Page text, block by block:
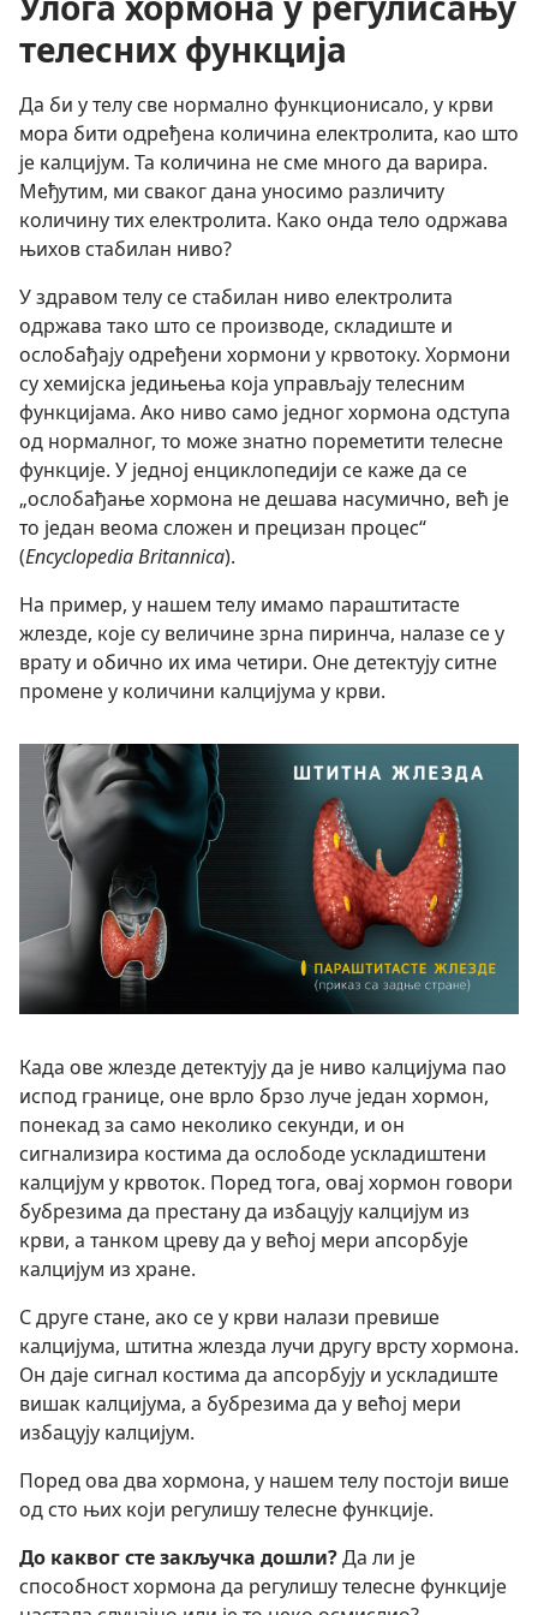
телесних функција
Да би у телу све нормално функционисало, у крви
мора бити одређена количина електролита, као што
је калцијум. Та количина не сме много да варира.
Међутим, ми сваког дана уносимо различиту
количину тих електролита. Како онда тело одржава
њихов стабилан ниво?
У здравом телу се стабилан ниво електролита
одржава тако што се производе, складиште и
ослобађају одређени хормони у крвотоку. Хормони
су хемијска једињења која управљају телесним
функцијама. Ако ниво само једног хормона одступа
од нормалног, то може знатно пореметити телесне
функције. У једној енциклопедији се каже да се
„ослобађање хормона не дешава насумично, већ је
то један веома сложен и прецизан процес“
(Encyclopedia Britannica).
На пример, у нашем телу имамо параштитасте
жлезде, које су величине зрна пиринча, налазе се у
врату и обично их има четири. Оне детектују ситне
промене у количини калцијума у крви.
Када ове жлезде детектују да је ниво калцијума пао
испод границе, оне врло брзо луче један хормон,
понекад за само неколико секунди, и он
сигнализира костима да ослободе ускладиштени
калцијум у крвоток. Поред тога, овај хормон говори
бубрезима да престану да избацују калцијум из
крви, а танком цреву да у већој мери апсорбује
калцијум из хране.
С друге стане, ако се у крви налази превише
калцијума, штитна жлезда лучи другу врсту хормона.
Он даје сигнал костима да апсорбују и ускладиште
вишак калцијума, а бубрезима да у већој мери
избацују калцијум.
Поред ова два хормона, у нашем телу постоји више
од сто њих који регулишу телесне функције.
До каквог сте закључка дошли?Да ли је
способност хормона да регулишу телесне функције